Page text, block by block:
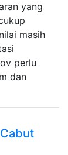
yang
masih
perlu
dan